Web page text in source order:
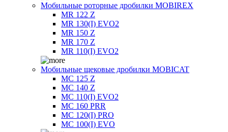
Мобильные роторные дробилки MOBIREX
MR 122 Z
MR 130(I) EVO2
MR 150 Z
MR 170 Z
MR 110(I) EVO2
Мобильные щековые дробилки MOBICAT
MC 125 Z
MC 140 Z
MC 110(I) EVO2
MC 160 PRR
MC 120(I) PRO
MC 100(I) EVO